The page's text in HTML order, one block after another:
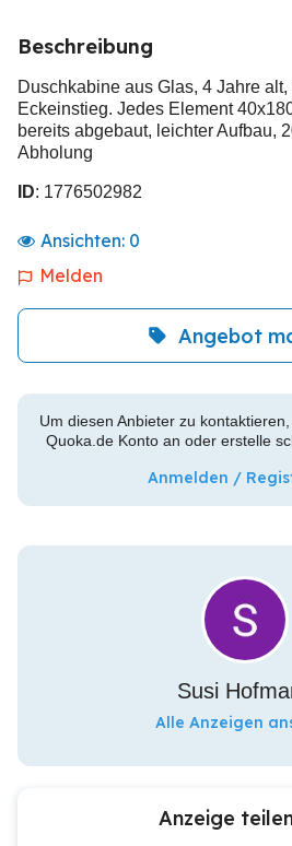
Beschreibung
Duschkabine aus Glas, 4 Jahre
Eckeinstieg. Jedes Element
bereits abgebaut, leichter Aufbau,
Abholung
ID: 1776502982
Ansichten: 0
Melden
Angebot
Um diesen Anbieter zu
Quoka.de Konto an oder erstelle
Anmelden /
Susi
Alle Anzeigen
Anzeige